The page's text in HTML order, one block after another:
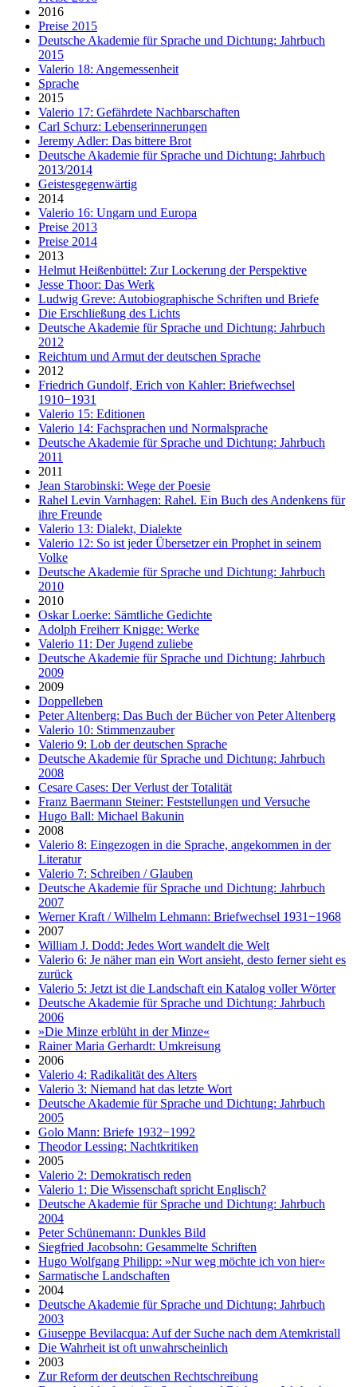
2016
Preise 2015
Deutsche Akademie für Sprache und Dichtung: Jahrbuch
2015
Valerio 18: Angemessenheit
Sprache
2015
Valerio 17: Gefährdete Nachbarschaften
Carl Schurz: Lebenserinnerungen
Jeremy Adler: Das bittere Brot
Deutsche Akademie für Sprache und Dichtung: Jahrbuch
2013/2014
Geistesgegenwärtig
2014
Valerio 16: Ungarn und Europa
Preise 2013
Preise 2014
2013
Helmut Heißenbüttel: Zur Lockerung der Perspektive
Jesse Thoor: Das Werk
Ludwig Greve: Autobiographische Schriften und Briefe
Die Erschließung des Lichts
Deutsche Akademie für Sprache und Dichtung: Jahrbuch
2012
Reichtum und Armut der deutschen Sprache
2012
Friedrich Gundolf, Erich von Kahler: Briefwechsel
1910−1931
Valerio 15: Editionen
Valerio 14: Fachsprachen und Normalsprache
Deutsche Akademie für Sprache und Dichtung: Jahrbuch
2011
2011
Jean Starobinski: Wege der Poesie
Rahel Levin Varnhagen: Rahel. Ein Buch des Andenkens für
ihre Freunde
Valerio 13: Dialekt, Dialekte
Valerio 12: So ist jeder Übersetzer ein Prophet in seinem
Volke
Deutsche Akademie für Sprache und Dichtung: Jahrbuch
2010
2010
Oskar Loerke: Sämtliche Gedichte
Adolph Freiherr Knigge: Werke
Valerio 11: Der Jugend zuliebe
Deutsche Akademie für Sprache und Dichtung: Jahrbuch
2009
2009
Doppelleben
Peter Altenberg: Das Buch der Bücher von Peter Altenberg
Valerio 10: Stimmenzauber
Valerio 9: Lob der deutschen Sprache
Deutsche Akademie für Sprache und Dichtung: Jahrbuch
2008
Cesare Cases: Der Verlust der Totalität
Franz Baermann Steiner: Feststellungen und Versuche
Hugo Ball: Michael Bakunin
2008
Valerio 8: Eingezogen in die Sprache, angekommen in der
Literatur
Valerio 7: Schreiben / Glauben
Deutsche Akademie für Sprache und Dichtung: Jahrbuch
2007
Werner Kraft / Wilhelm Lehmann: Briefwechsel 1931−1968
2007
William J. Dodd: Jedes Wort wandelt die Welt
Valerio 6: Je näher man ein Wort ansieht, desto ferner sieht es
zurück
Valerio 5: Jetzt ist die Landschaft ein Katalog voller Wörter
Deutsche Akademie für Sprache und Dichtung: Jahrbuch
2006
»Die Minze erblüht in der Minze«
Rainer Maria Gerhardt: Umkreisung
2006
Valerio 4: Radikalität des Alters
Valerio 3: Niemand hat das letzte Wort
Deutsche Akademie für Sprache und Dichtung: Jahrbuch
2005
Golo Mann: Briefe 1932−1992
Theodor Lessing: Nachtkritiken
2005
Valerio 2: Demokratisch reden
Valerio 1: Die Wissenschaft spricht Englisch?
Deutsche Akademie für Sprache und Dichtung: Jahrbuch
2004
Peter Schünemann: Dunkles Bild
Siegfried Jacobsohn: Gesammelte Schriften
Hugo Wolfgang Philipp: »Nur weg möchte ich von hier«
Sarmatische Landschaften
2004
Deutsche Akademie für Sprache und Dichtung: Jahrbuch
2003
Giuseppe Bevilacqua: Auf der Suche nach dem Atemkristall
Die Wahrheit ist oft unwahrscheinlich
2003
Zur Reform der deutschen Rechtschreibung